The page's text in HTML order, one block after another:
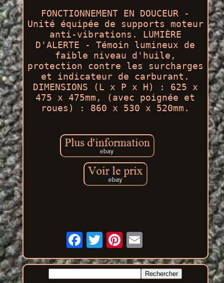
FONCTIONNEMENT EN DOUCEUR -
Unité équipée de supports moteur
anti-vibrations. LUMIÈRE
D'ALERTE - Témoin lumineux de
faible niveau d'huile,
protection contre les surcharges
et indicateur de carburant.
DIMENSIONS (L x P x H) : 625 x
475 x 475mm, (avec poignée et
roues) : 860 x 530 x 520mm.